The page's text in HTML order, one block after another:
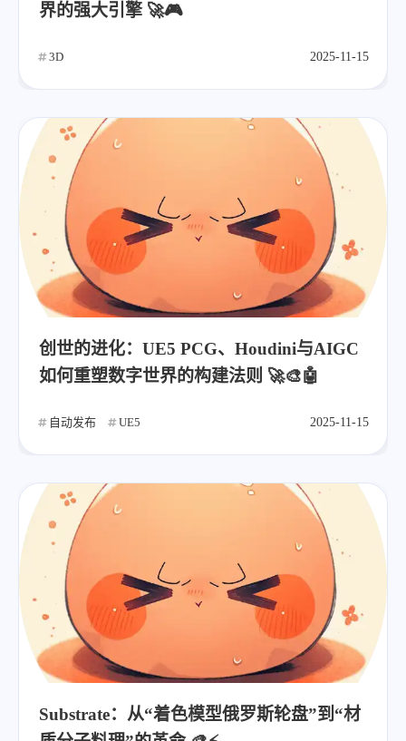
界的强大引擎 🚀🎮
3D 2025-11-15
创世的进化：UE5 PCG、Houdini与AIGC
如何重塑数字世界的构建法则 🚀🎨🤖
自动发布 UE5 2025-11-15
Substrate：从“着色模型俄罗斯轮盘”到“材